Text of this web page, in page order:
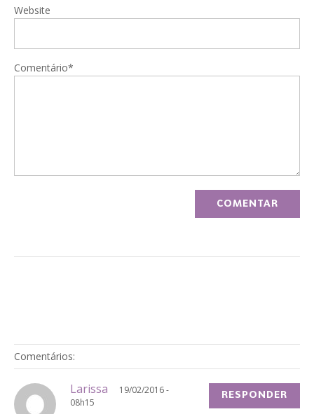
Website
Comentário*
Comentários:
Larissa
19/02/2016 -
08h15
RESPONDER